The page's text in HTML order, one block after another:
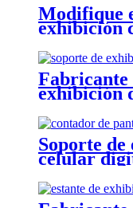
Modifique
exhibición
requisitos
el estante
del bursh
Fabricante
exhibición
encargo
Soporte
celular
de